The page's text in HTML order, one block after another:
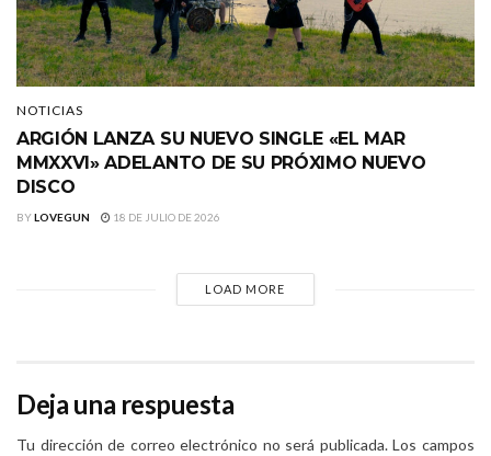
NOTICIAS
ARGIÓN LANZA SU NUEVO SINGLE «EL MAR
MMXXVI» ADELANTO DE SU PRÓXIMO NUEVO
DISCO
BYLOVEGUN 18 DE JULIO DE 2026
LOAD MORE
Deja una respuesta
Tu dirección de correo electrónico no será publicada. Los campos